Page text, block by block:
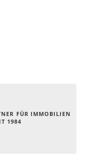
FÜR IMMOBILIEN
1984